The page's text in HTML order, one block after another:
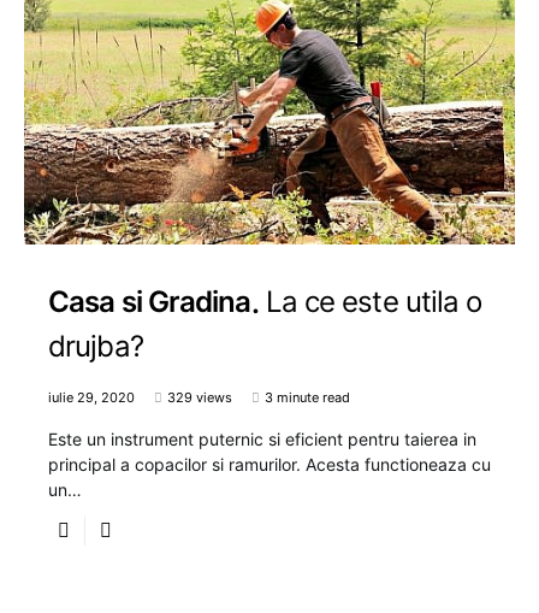
Casa si Gradina La ce este utila o
drujba?
iulie 29, 2020 329 views 3 minute read
Este un instrument puternic si eficient pentru taierea in
principal a copacilor si ramurilor. Acesta functioneaza cu
un…